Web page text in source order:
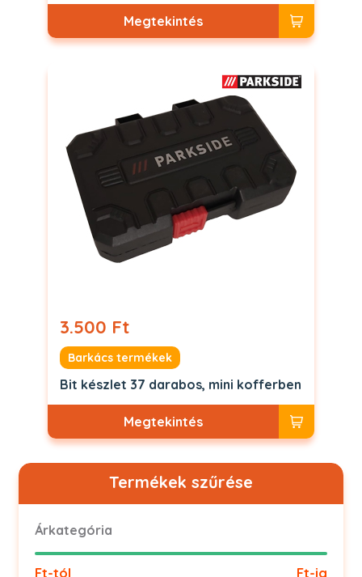
Megtekintés
3.500 Ft
Barkács termékek
Bit készlet 37 darabos, mini kofferben
Megtekintés
Termékek szűrése
Árkategória
Ft-tól Ft-ig